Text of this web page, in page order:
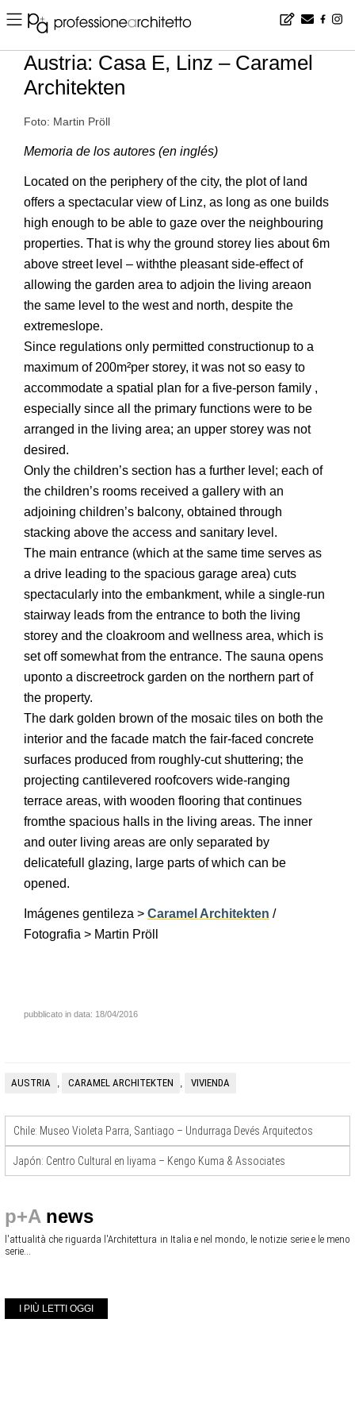
Home ▪ news ▪ es ▪ Austria: Casa E, Linz – Caramel Architekten
Austria: Casa E, Linz – Caramel
Architekten
Foto: Martin Pröll
Memoria de los autores (en inglés)
Located on the periphery of the city, the plot of land
offers a spectacular view of Linz, as long as one builds
high enough to be able to gaze over the neighbouring
properties. That is why the ground storey lies about 6m
above street level – withthe pleasant side-effect of
allowing the garden area to adjoin the living areaon
the same level to the west and north, despite the
extremeslope.
Since regulations only permitted constructionup to a
maximum of 200m²per storey, it was not so easy to
accommodate a spatial plan for a five-person family ,
especially since all the primary functions were to be
arranged in the living area; an upper storey was not
desired.
Only the children’s section has a further level; each of
the children’s rooms received a gallery with an
adjoining children’s balcony, obtained through
stacking above the access and sanitary level.
The main entrance (which at the same time serves as
a drive leading to the spacious garage area) cuts
spectacularly into the embankment, while a single-run
stairway leads from the entrance to both the living
storey and the cloakroom and wellness area, which is
set off somewhat from the entrance. The sauna opens
uponto a discreetrock garden on the northern part of
the property.
The dark golden brown of the mosaic tiles on both the
interior and the facade match the fair-faced concrete
surfaces produced from roughly-cut shuttering; the
projecting cantilevered roofcovers wide-ranging
terrace areas, with wooden flooring that continues
fromthe spacious halls in the living areas. The inner
and outer living areas are only separated by
delicatefull glazing, large parts of which can be
opened.
Imágenes gentileza > Caramel Architekten /
Fotografia > Martin Pröll
pubblicato in data: 18/04/2016
AUSTRIA , CARAMEL ARCHITEKTEN , VIVIENDA
Chile: Museo Violeta Parra, Santiago – Undurraga Devés Arquitectos
Japón: Centro Cultural en Iiyama – Kengo Kuma & Associates
p+A news
l'attualità che riguarda l'Architettura in Italia e nel mondo, le notizie serie e le meno
serie...
I PIÙ LETTI OGGI